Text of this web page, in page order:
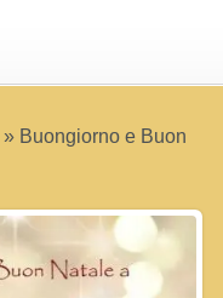
» Buongiorno e Buon